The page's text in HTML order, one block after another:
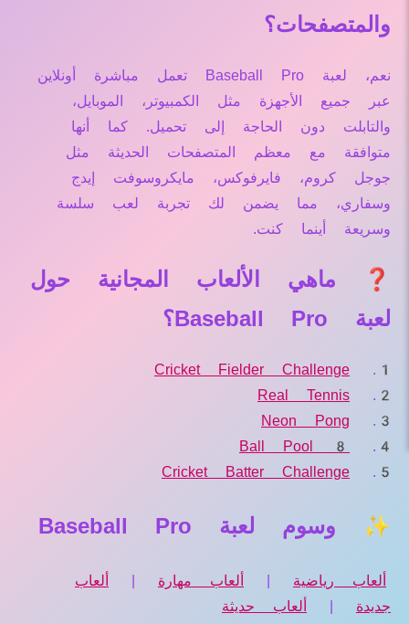
والمتصفحات؟
نعم، لعبة Baseball Pro تعمل مباشرة أونلاين
عبر جميع الأجهزة مثل الكمبيوتر، الموبايل،
والتابلت دون الحاجة إلى تحميل. كما أنها
متوافقة مع معظم المتصفحات الحديثة مثل
جوجل كروم، فايرفوكس، مايكروسوفت إيدج
وسفاري، مما يضمن لك تجربة لعب سلسة
وسريعة أينما كنت.
❓ ماهي الألعاب المجانية حول
لعبة Baseball Pro؟
Cricket Fielder Challenge
Real Tennis
Neon Pong
8 Ball Pool
Cricket Batter Challenge
✨ وسوم لعبة Baseball Pro
ألعاب رياضية | ألعاب مهارة |
ألعاب
جديدة
| ألعاب حديثة